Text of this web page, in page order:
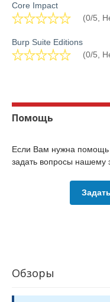
Core Impact
(0/5,
Burp Suite Editions
(0/5,
Помощь
Если Вам нужна помощь
задать вопросы нашему
Обзоры